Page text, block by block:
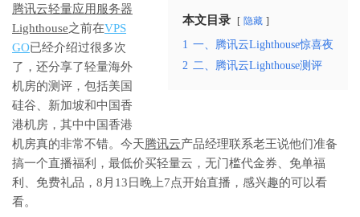
本文目录 隐藏
1 一、腾讯云Lighthouse惊喜夜
2 二、腾讯云Lighthouse测评
腾讯云轻量应用服务器
Lighthouse之前在VPS
GO已经介绍过很多次
了，还分享了轻量海外
机房的测评，包括美国
硅谷、新加坡和中国香
港机房，其中中国香港
机房真的非常不错。今天腾讯云产品经理联系老王说他们准备
搞一个直播福利，最低价买轻量云，无门槛代金券、免单福
利、免费礼品，8月13日晚上7点开始直播，感兴趣的可以看
看。